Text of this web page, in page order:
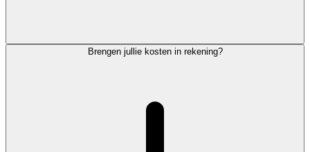
Brengen jullie kosten in rekening?